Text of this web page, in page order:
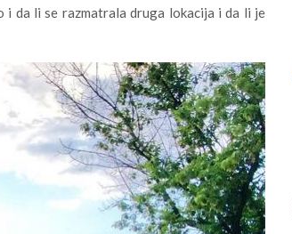
i da li se razmatrala druga lokacija i da li je